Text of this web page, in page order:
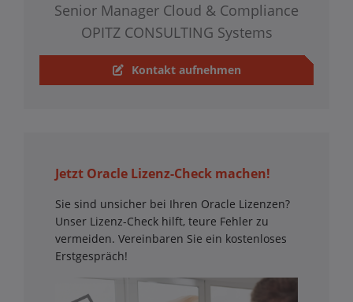
Senior Manager Cloud & Compliance
OPITZ CONSULTING Systems
Kontakt aufnehmen
Jetzt Oracle Lizenz-Check machen!
Sie sind unsicher bei Ihren Oracle Lizenzen?
Unser Lizenz-Check hilft, teure Fehler zu
vermeiden. Vereinbaren Sie ein kostenloses
Erstgespräch!